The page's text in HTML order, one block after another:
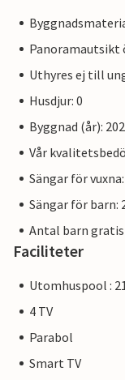
Panoramautsikt
Uthyres ej till
Husdjur: 0
Byggnad (år):
Vår
Sängar för
Sängar för barn:
Antal barn
Faciliteter
Utomhuspool :
4 TV
Parabol
Smart TV